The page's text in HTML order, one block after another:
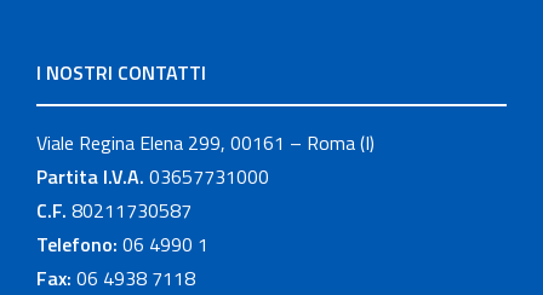
I NOSTRI CONTATTI
Viale Regina Elena 299, 00161 – Roma (I)
Partita I.V.A. 03657731000
C.F. 80211730587
Telefono: 06 4990 1
Fax: 06 4938 7118